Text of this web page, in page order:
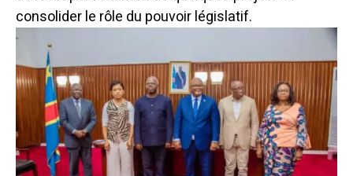
consolider le rôle du pouvoir législatif.